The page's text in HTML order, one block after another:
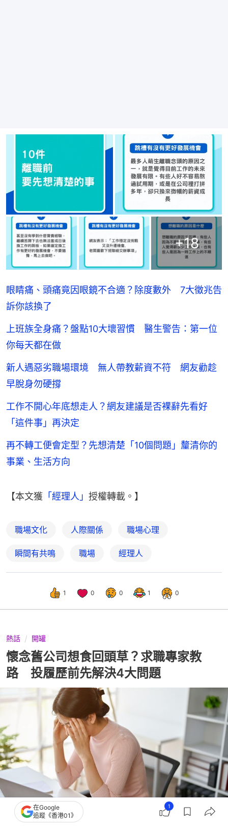
+18
眼睛痛、頭痛竟因眼鏡不合適？除度數外 7大徵兆告
訴你該換了
上班族全身痛？盤點10大壞習慣 醫生警告：第一位
你每天都在做
新人遇惡劣職場環境 無人帶教薪資不符 網友勸趁
早脫身勿硬撐
工作不開心年底想走人？網友建議是否裸辭先看好
「這件事」再決定
再不轉工便會定型？先想清楚「10個問題」釐清你的
事業、生活方向
【本文獲 「經理人」 授權轉載。】
職場文化 人際關係 職場心理
瞬間有共鳴 職場 經理人
1 0 0 1 0
熱話 開罐
懷念舊公司想食回頭草？求職專家教
路 投履歷前先解決4大問題
撰文：網路溫度計DailyView
在Google
追蹤《香港01》
1